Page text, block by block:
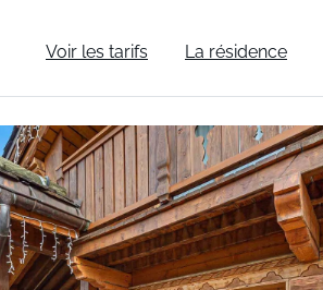
Voir les tarifs La résidence